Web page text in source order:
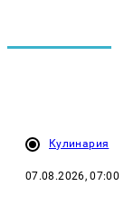
Кулинария
07.08.2026, 07:00